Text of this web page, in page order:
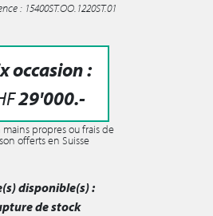
: 15400ST.OO.1220ST.01
occasion :
29'000.-
mains propres ou frais de
offerts en Suisse
disponible(s) :
de stock